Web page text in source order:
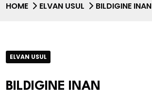
HOME ELVAN USUL BILDIGINE INAN
ELVAN USUL
BILDIGINE INAN